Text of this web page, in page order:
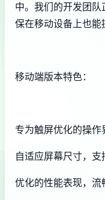
中。我们的开发团
保在移动设备上也能
移动端版本特色：
专为触屏优化的操作
自适应屏幕尺寸，
优化的性能表现，流